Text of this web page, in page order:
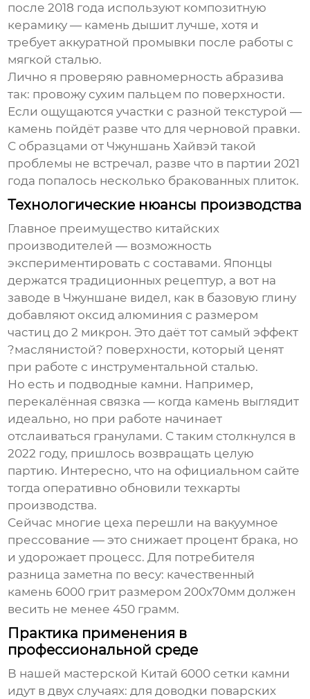
после 2018 года используют композитную
керамику — камень дышит лучше, хотя и
требует аккуратной промывки после работы с
мягкой сталью.
Лично я проверяю равномерность абразива
так: провожу сухим пальцем по поверхности.
Если ощущаются участки с разной текстурой —
камень пойдёт разве что для черновой правки.
С образцами от Чжуншань Хайвэй такой
проблемы не встречал, разве что в партии 2021
года попалось несколько бракованных плиток.
Технологические нюансы производства
Главное преимущество китайских
производителей — возможность
экспериментировать с составами. Японцы
держатся традиционных рецептур, а вот на
заводе в Чжуншане видел, как в базовую глину
добавляют оксид алюминия с размером
частиц до 2 микрон. Это даёт тот самый эффект
?маслянистой? поверхности, который ценят
при работе с инструментальной сталью.
Но есть и подводные камни. Например,
перекалённая связка — когда камень выглядит
идеально, но при работе начинает
отслаиваться гранулами. С таким столкнулся в
2022 году, пришлось возвращать целую
партию. Интересно, что на официальном сайте
тогда оперативно обновили техкарты
производства.
Сейчас многие цеха перешли на вакуумное
прессование — это снижает процент брака, но
и удорожает процесс. Для потребителя
разница заметна по весу: качественный
камень 6000 грит размером 200х70мм должен
весить не менее 450 грамм.
Практика применения в
профессиональной среде
В нашей мастерской Китай 6000 сетки камни
идут в двух случаях: для доводки поварских